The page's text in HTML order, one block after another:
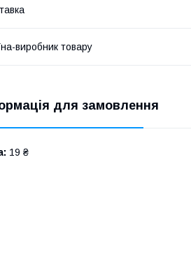
виробник товару
для замовлення
19 ₴